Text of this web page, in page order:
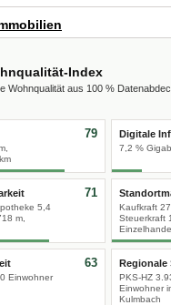
Index
Wohnqualität aus 100 %
79 Digitale
7,2 %
5,4
m,
71
Kaufkraft
Steuerkraft
Einwohner
63 Regionale
PKS-HZ
Einwohner
Kulmbach